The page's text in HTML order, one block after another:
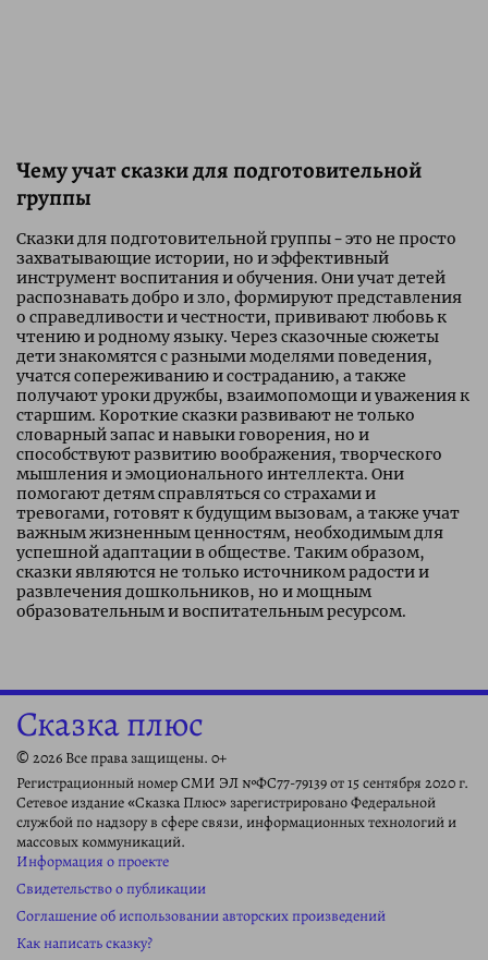
Чему учат сказки для подготовительной
группы
Сказки для подготовительной группы – это не просто
захватывающие истории, но и эффективный
инструмент воспитания и обучения. Они учат детей
распознавать добро и зло, формируют представления
о справедливости и честности, прививают любовь к
чтению и родному языку. Через сказочные сюжеты
дети знакомятся с разными моделями поведения,
учатся сопереживанию и состраданию, а также
получают уроки дружбы, взаимопомощи и уважения к
старшим. Короткие сказки развивают не только
словарный запас и навыки говорения, но и
способствуют развитию воображения, творческого
мышления и эмоционального интеллекта. Они
помогают детям справляться со страхами и
тревогами, готовят к будущим вызовам, а также учат
важным жизненным ценностям, необходимым для
успешной адаптации в обществе. Таким образом,
сказки являются не только источником радости и
развлечения дошкольников, но и мощным
образовательным и воспитательным ресурсом.
Сказка плюс
© 2026 Все права защищены. 0+
Регистрационный номер СМИ ЭЛ №ФС77-79139 от 15 сентября 2020 г.
Сетевое издание «Сказка Плюс» зарегистрировано Федеральной
службой по надзору в сфере связи, информационных технологий и
массовых коммуникаций.
Информация о проекте
Свидетельство о публикации
Соглашение об использовании авторских произведений
Как написать сказку?